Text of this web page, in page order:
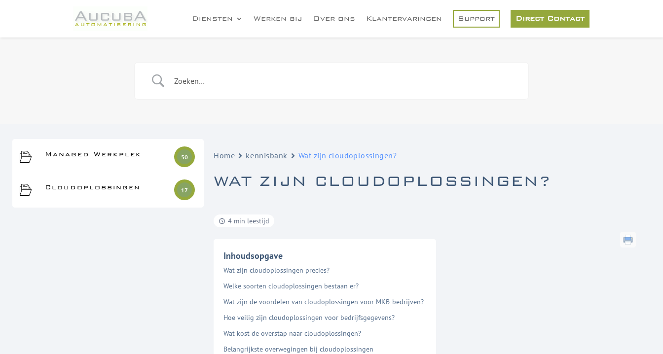
Diensten Werken bij Over ons Klantervaringen Support Direct Contact
Managed Werkplek 50
Cloudoplossingen 17
Home kennisbank Wat zijn cloudoplossingen?
WAT ZIJN CLOUDOPLOSSINGEN?
4 min leestijd
Inhoudsopgave
Wat zijn cloudoplossingen precies?
Welke soorten cloudoplossingen bestaan er?
Wat zijn de voordelen van cloudoplossingen voor MKB-bedrijven?
Hoe veilig zijn cloudoplossingen voor bedrijfsgegevens?
Wat kost de overstap naar cloudoplossingen?
Belangrijkste overwegingen bij cloudoplossingen